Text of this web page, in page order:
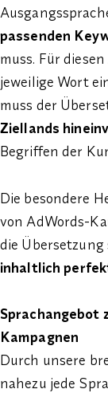
passenden
muss. Für
jeweilige Wort
muss der
Ziellands
Begriffen der
Die besondere
von AdWords-
die Übersetzung
inhaltlich
Sprachangebot
Kampagnen
Durch unsere
nahezu jede